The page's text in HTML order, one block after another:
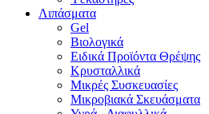
Λιπάσματα
Gel
Βιολογικά
Ειδικά Προϊόντα Θρέψης
Κρυσταλλικά
Μικρές Συσκευασίες
Μικροβιακά Σκευάσματα